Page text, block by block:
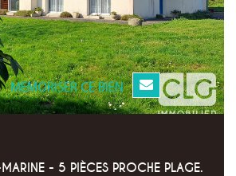
MEMORISER CE BIEN
- 5 PIÈCES PROCHE PLAGE.